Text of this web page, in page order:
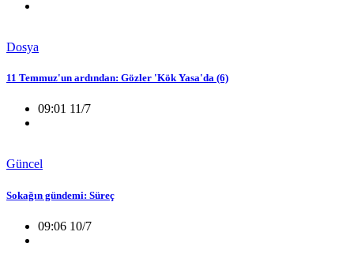
Dosya
11 Temmuz'un ardından: Gözler 'Kök Yasa'da (6)
09:01 11/7
Güncel
Sokağın gündemi: Süreç
09:06 10/7